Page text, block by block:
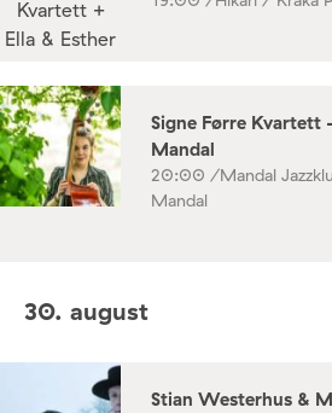
Signe Førre Kvartett
Mandal
20:00 /Mandal
Mandal
30. august
Stian Westerhus &